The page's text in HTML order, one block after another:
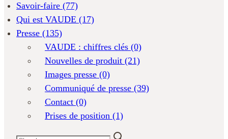
Savoir-faire (77)
Qui est VAUDE (17)
Presse (135)
VAUDE : chiffres clés (0)
Nouvelles de produit (21)
Images presse (0)
Communiqué de presse (39)
Contact (0)
Prises de position (1)